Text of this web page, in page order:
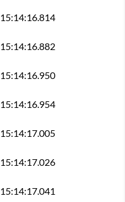
15:14:16.814
15:14:16.882
15:14:16.950
15:14:16.954
15:14:17.005
15:14:17.026
15:14:17.041